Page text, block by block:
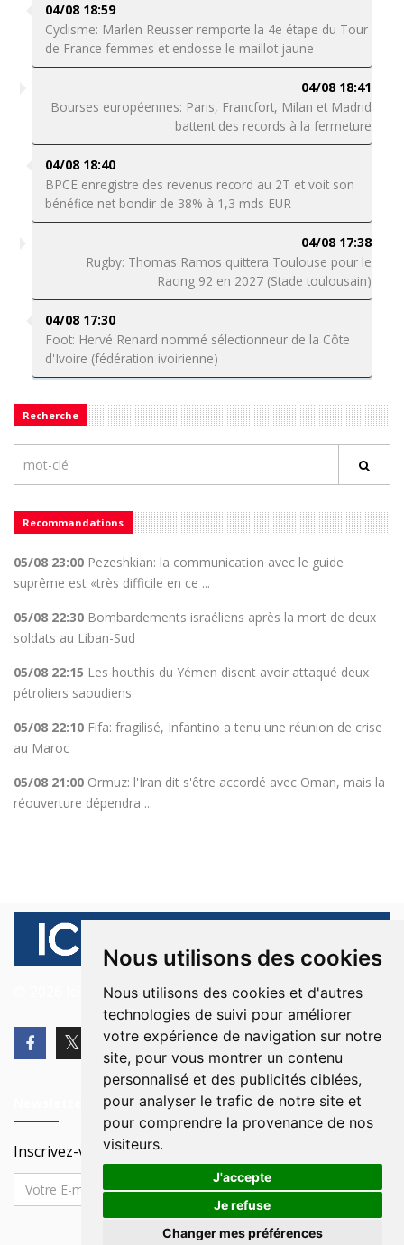
Nous utilisons des cookies
Nous utilisons des cookies et d'autres
technologies de suivi pour améliorer
votre expérience de navigation sur notre
site, pour vous montrer un contenu
personnalisé et des publicités ciblées,
pour analyser le trafic de notre site et
pour comprendre la provenance de nos
visiteurs.
J'accepte
Je refuse
Changer mes préférences
04/08 18:59
Cyclisme: Marlen Reusser remporte la 4e étape du Tour
de France femmes et endosse le maillot jaune
04/08 18:41
Bourses européennes: Paris, Francfort, Milan et Madrid
battent des records à la fermeture
04/08 18:40
BPCE enregistre des revenus record au 2T et voit son
bénéfice net bondir de 38% à 1,3 mds EUR
04/08 17:38
Rugby: Thomas Ramos quittera Toulouse pour le
Racing 92 en 2027 (Stade toulousain)
04/08 17:30
Foot: Hervé Renard nommé sélectionneur de la Côte
d'Ivoire (fédération ivoirienne)
Recherche
Recommandations
05/08 23:00 Pezeshkian: la communication avec le guide
suprême est «très difficile en ce ...
05/08 22:30 Bombardements israéliens après la mort de deux
soldats au Liban-Sud
05/08 22:15 Les houthis du Yémen disent avoir attaqué deux
pétroliers saoudiens
05/08 22:10 Fifa: fragilisé, Infantino a tenu une réunion de crise
au Maroc
05/08 21:00 Ormuz: l'Iran dit s'être accordé avec Oman, mais la
réouverture dépendra ...
© 2026 Ici Beyrouth. Tous les droits sont réservés.
Inscrivez-vous à notre Newsletter